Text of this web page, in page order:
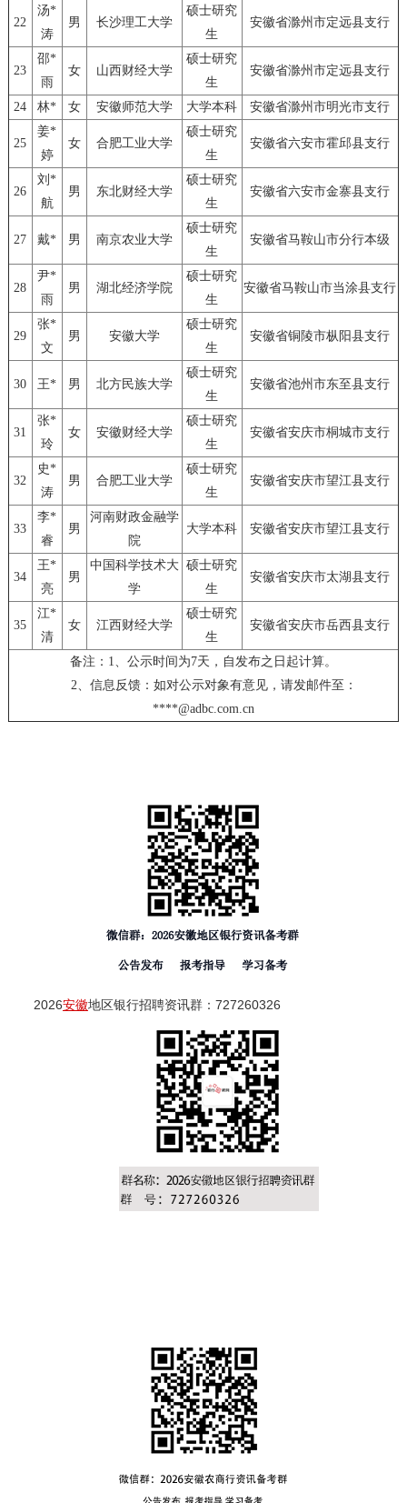
22
汤*
涛
男 长沙理工大学
硕士研究
生
安徽省滁州市定远县支行
23
邵*
雨
女 山西财经大学
硕士研究
生
安徽省滁州市定远县支行
24 林* 女 安徽师范大学 大学本科 安徽省滁州市明光市支行
25
姜*
婷
女 合肥工业大学
硕士研究
生
安徽省六安市霍邱县支行
26
刘*
航
男 东北财经大学
硕士研究
生
安徽省六安市金寨县支行
27 戴* 男 南京农业大学
硕士研究
生
安徽省马鞍山市分行本级
28
尹*
雨
男 湖北经济学院
硕士研究
生
安徽省马鞍山市当涂县支行
29
张*
文
男 安徽大学
硕士研究
生
安徽省铜陵市枞阳县支行
30 王* 男 北方民族大学
硕士研究
生
安徽省池州市东至县支行
31
张*
玲
女 安徽财经大学
硕士研究
生
安徽省安庆市桐城市支行
32
史*
涛
男 合肥工业大学
硕士研究
生
安徽省安庆市望江县支行
33
李*
睿
男
河南财政金融学
院
大学本科 安徽省安庆市望江县支行
34
王*
亮
男
中国科学技术大
学
硕士研究
生
安徽省安庆市太湖县支行
35
江*
清
女 江西财经大学
硕士研究
生
安徽省安庆市岳西县支行
备注：1、公示时间为7天，自发布之日起计算。
2、信息反馈：如对公示对象有意见，请发邮件至：
****@adbc.com.cn
2026安徽地区银行招聘资讯群：727260326